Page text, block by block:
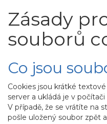
Zásady
souborů
Co jsou
Cookies jsou krátké
server a ukládá je v
V případě, že se vrátíte na
pošle uložený soubor zpět